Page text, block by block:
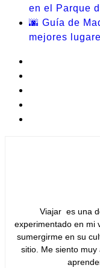
en el Parque
🌆 Guía de
mejores
Viajar es una
experimentado en mi
sumergirme en su
sitio. Me siento